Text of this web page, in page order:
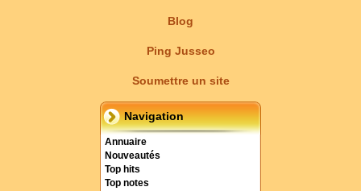
Blog
Ping Jusseo
Soumettre un site
Navigation
Annuaire
Nouveautés
Top hits
Top notes